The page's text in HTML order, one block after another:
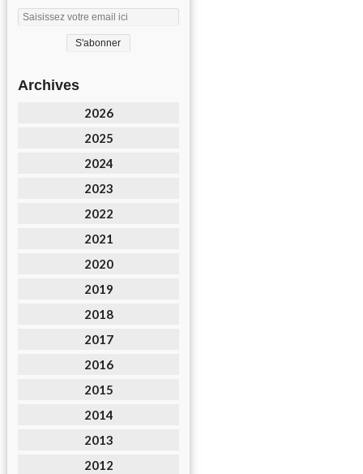
Archives
2026
2025
2024
2023
2022
2021
2020
2019
2018
2017
2016
2015
2014
2013
2012